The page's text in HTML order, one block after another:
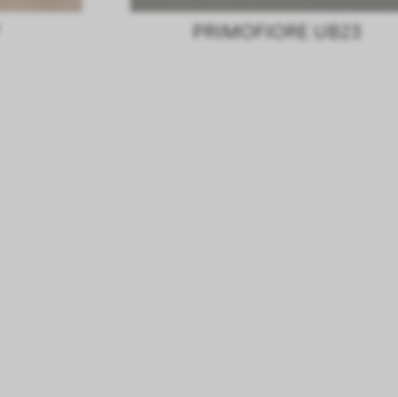
PRIMOFIORE UB23